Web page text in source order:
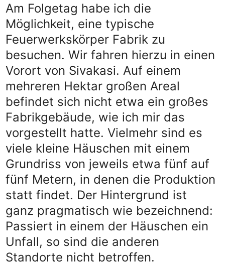
Am Folgetag habe ich die
Möglichkeit, eine typische
Feuerwerkskörper Fabrik zu
besuchen. Wir fahren hierzu in einen
Vorort von Sivakasi. Auf einem
mehreren Hektar großen Areal
befindet sich nicht etwa ein großes
Fabrikgebäude, wie ich mir das
vorgestellt hatte. Vielmehr sind es
viele kleine Häuschen mit einem
Grundriss von jeweils etwa fünf auf
fünf Metern, in denen die Produktion
statt findet. Der Hintergrund ist
ganz pragmatisch wie bezeichnend:
Passiert in einem der Häuschen ein
Unfall, so sind die anderen
Standorte nicht betroffen.